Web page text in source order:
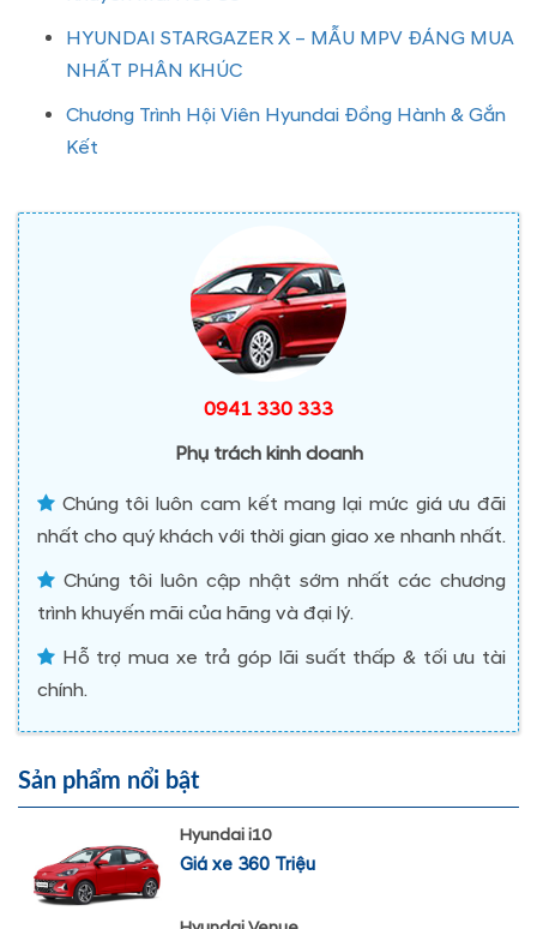
HYUNDAI STARGAZER X – MẪU MPV ĐÁNG MUA
NHẤT PHÂN KHÚC
Chương Trình Hội Viên Hyundai Đồng Hành & Gắn
Kết
0941 330 333
Phụ trách kinh doanh
Chúng tôi luôn cam kết mang lại mức giá ưu đãi
nhất cho quý khách với thời gian giao xe nhanh nhất.
Chúng tôi luôn cập nhật sớm nhất các chương
trình khuyến mãi của hãng và đại lý.
Hỗ trợ mua xe trả góp lãi suất thấp & tối ưu tài
chính.
Sản phẩm nổi bật
Hyundai i10
Giá xe 360 Triệu